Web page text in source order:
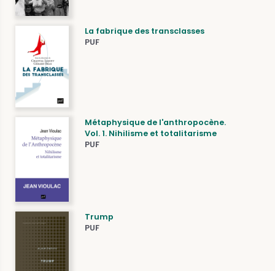
La fabrique des transclasses
PUF
Métaphysique de l'anthropocène.
Vol. 1. Nihilisme et totalitarisme
PUF
Trump
PUF